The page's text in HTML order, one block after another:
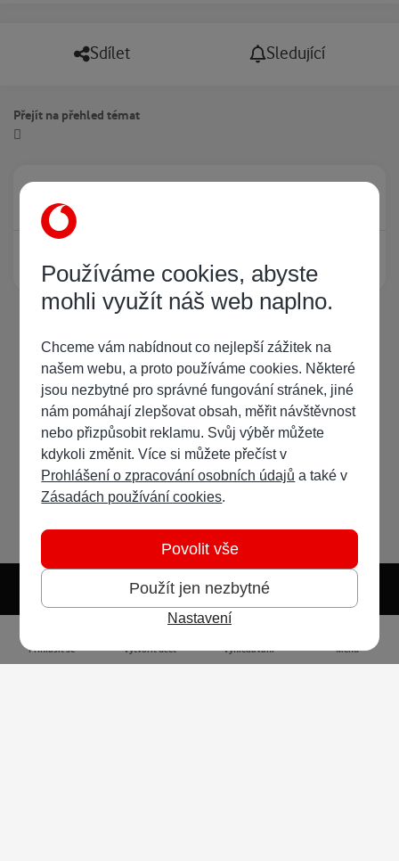
Sdílet Sledující
Přejít na přehled témat
Žádný registrovaný uživatel si neprohlíží tuto stránku
Světlý režim Předvolba systému
Přihlásit se Vytvořit účet Vyhledávání Menu
Používáme cookies, abyste
mohli využít náš web naplno.
Chceme vám nabídnout co nejlepší zážitek na
našem webu, a proto používáme cookies. Některé
jsou nezbytné pro správné fungování stránek, jiné
nám pomáhají zlepšovat obsah, měřit návštěvnost
nebo přizpůsobit reklamu. Svůj výběr můžete
kdykoli změnit. Více si můžete přečíst v
Prohlášení o zpracování osobních údajů a také v
Zásadách používání cookies.
Použít jen nezbytné
Povolit vše
Nastavení